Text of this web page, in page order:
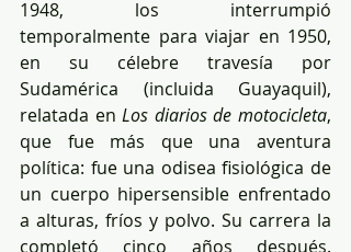
1948, los interrumpió
temporalmente para viajar en 1950,
en su célebre travesía por
Sudamérica (incluida Guayaquil),
relatada en Los diarios de motocicleta,
que fue más que una aventura
política: fue una odisea fisiológica de
un cuerpo hipersensible enfrentado
a alturas, fríos y polvo. Su carrera la
completó cinco años después.